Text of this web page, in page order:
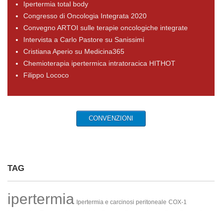
Ipertermia total body
Congresso di Oncologia Integrata 2020
Convegno ARTOI sulle terapie oncologiche integrate
Intervista a Carlo Pastore su Sanissimi
Cristiana Aperio su Medicina365
Chemioterapia ipertermica intratoracica HITHOT
Filippo Lococo
CONVENZIONI
TAG
ipertermia Ipertermia e carcinosi peritoneale COX-1